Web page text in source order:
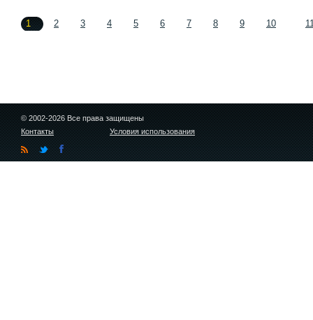
1 2 3 4 5 6 7 8 9 10
© 2002-2026 Все права защищены
Контакты
Условия использования